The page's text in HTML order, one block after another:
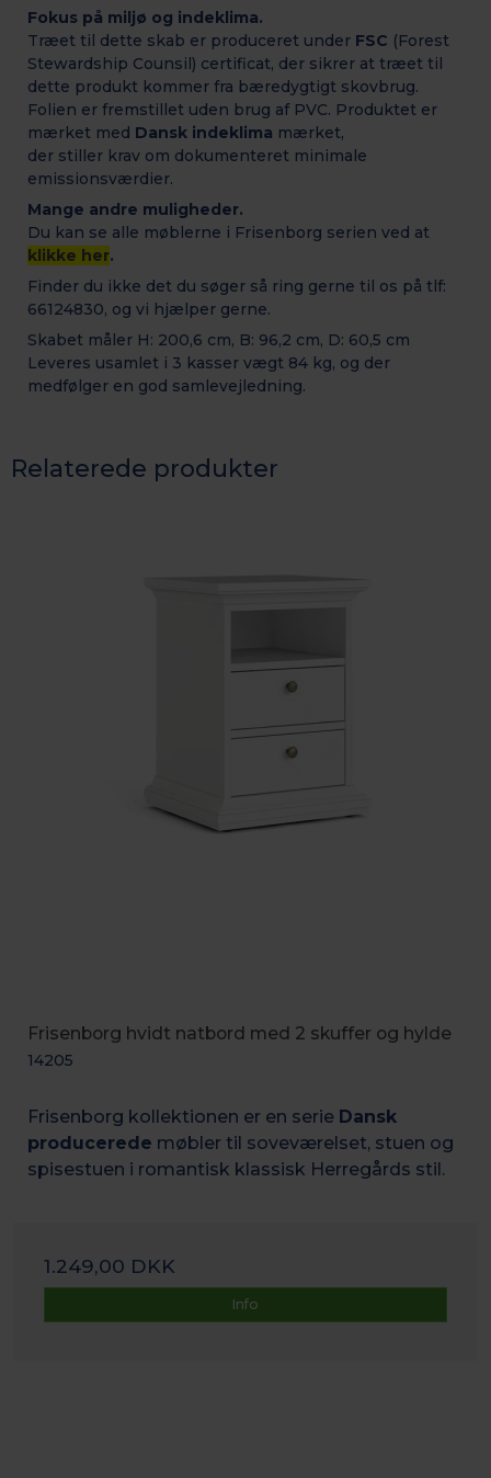
Fokus på miljø og indeklima.
Træet til dette skab er produceret under FSC (Forest
Stewardship Counsil) certificat, der sikrer at træet til
dette produkt kommer fra bæredygtigt skovbrug.
Folien er fremstillet uden brug af PVC. Produktet er
mærket med Dansk indeklima mærket,
der stiller krav om dokumenteret minimale
emissionsværdier.
Mange andre muligheder.
Du kan se alle møblerne i Frisenborg serien ved at
klikke her.
Finder du ikke det du søger så ring gerne til os på tlf:
66124830, og vi hjælper gerne.
Skabet måler H: 200,6 cm, B: 96,2 cm, D: 60,5 cm
Leveres usamlet i 3 kasser vægt 84 kg, og der
medfølger en god samlevejledning.
Relaterede produkter
Frisenborg hvidt natbord med 2 skuffer og hylde
14205
Frisenborg kollektionen er en serie Dansk
producerede møbler til soveværelset, stuen og
spisestuen i romantisk klassisk Herregårds stil.
1.249,00 DKK
Info